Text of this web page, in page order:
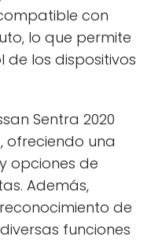
con
lo que permite
de los dispositivos
Sentra 2020
ofreciendo una
opciones de
Además,
de
funciones